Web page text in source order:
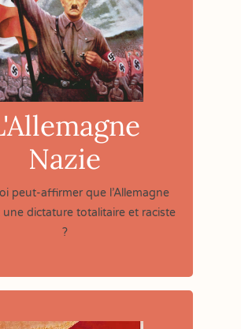
Nazie
peut-affirmer que l’Allemagne
une dictature totalitaire et raciste
?